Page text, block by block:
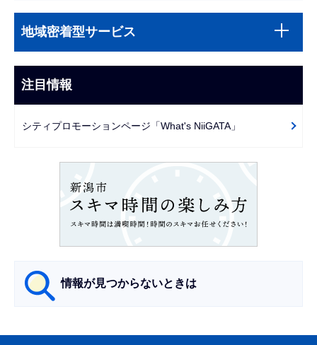
文
こ
ま
で
サ
ビ
ー
地域密着型サービス
注目情報
シティプロモーションページ「What's NiiGATA」
情報が見つからないときは